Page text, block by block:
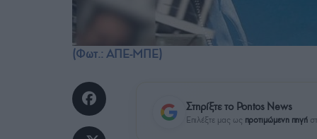
(Φωτ.: ΑΠΕ-ΜΠΕ)
Στηρίξτε το Pontos News
Επιλέξτε μας ως προτιμώμενη πηγή